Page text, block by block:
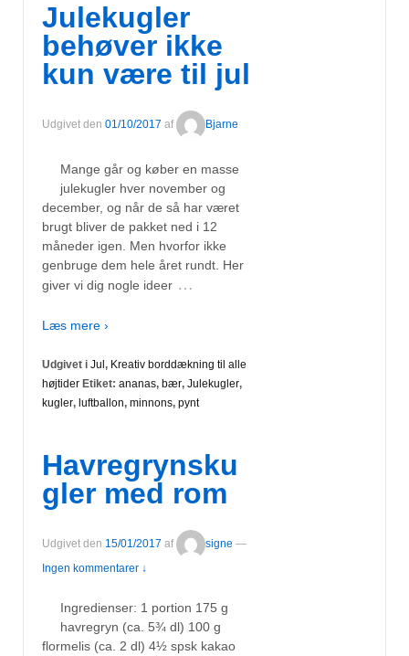
Julekugler
behøver ikke
kun være til jul
Udgivet den 01/10/2017 af Bjarne
Mange går og køber en masse
julekugler hver november og
december, og når de så har været
brugt bliver de pakket ned i 12
måneder igen. Men hvorfor ikke
genbruge dem hele året rundt. Her
giver vi dig nogle ideer …
Læs mere ›
Udgivet i Jul , Kreativ borddækning til alle
højtider Etiket: ananas, bær, Julekugler,
kugler, luftballon, minnons, pynt
Havregrynsku
gler med rom
Udgivet den 15/01/2017 af signe —
Ingen kommentarer ↓
Ingredienser: 1 portion 175 g
havregryn (ca. 5¾ dl) 100 g
flormelis (ca. 2 dl) 4½ spsk kakao